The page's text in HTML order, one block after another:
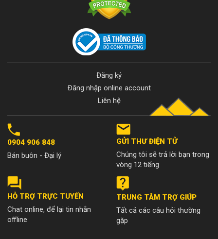
Đăng ký
Đăng nhập online account
Liên hệ
0904 906 848
Bán buôn - Đại lý
GỬI THƯ ĐIỆN TỬ
Chúng tôi sẽ trả lời bạn trong
vòng 12 tiếng
HỖ TRỢ TRỰC TUYẾN
Chat online, để lại tin nhắn
offline
TRUNG TÂM TRỢ GIÚP
Tất cả các câu hỏi thường
gặp